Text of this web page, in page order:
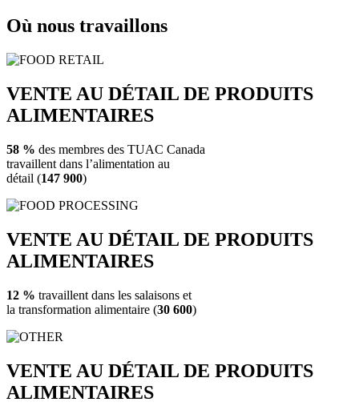
Où nous travaillons
VENTE AU DÉTAIL DE PRODUITS
ALIMENTAIRES
58 % des membres des TUAC Canada
travaillent dans l’alimentation au
détail (147 900)
VENTE AU DÉTAIL DE PRODUITS
ALIMENTAIRES
12 % travaillent dans les salaisons et
la transformation alimentaire (30 600)
VENTE AU DÉTAIL DE PRODUITS
ALIMENTAIRES